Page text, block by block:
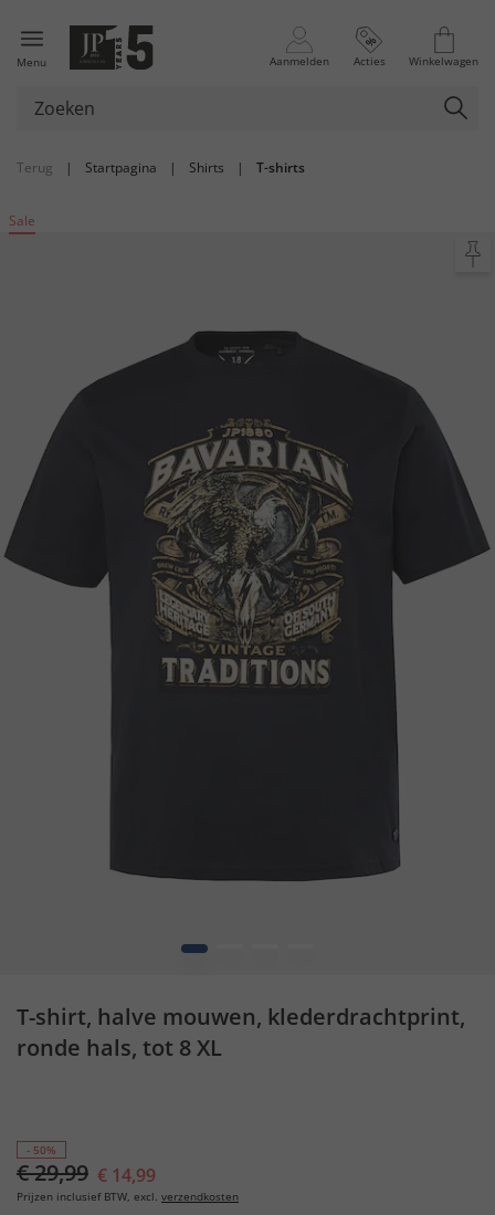
Menu Aanmelden Acties Winkelwagen
Terug | Startpagina | Shirts | T-shirts
Sale
1
T-shirt, halve mouwen, klederdrachtprint,
ronde hals, tot 8 XL
- 50%
€ 29,99 € 14,99
Prijzen inclusief BTW, excl. verzendkosten